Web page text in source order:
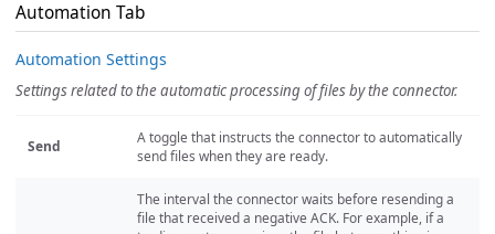
Automation Tab
Automation Settings
Settings related to the automatic processing of files by the connector.
Send
A toggle that instructs the connector to automatically
send files when they are ready.
The interval the connector waits before resending a
file that received a negative ACK. For example, if a